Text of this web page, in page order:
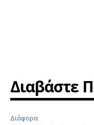
Διαβάστε
Διάφορα